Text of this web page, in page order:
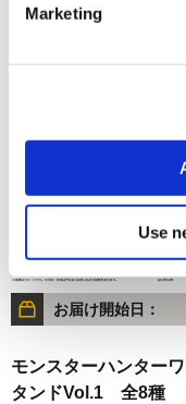
Marketing
Use
モンスターハンター
お届け開始日：
モンスターハンター
タンドVol.1 全8種